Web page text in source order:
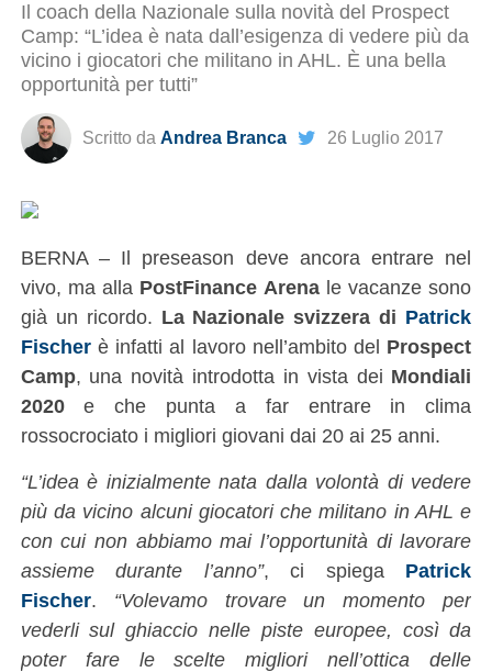
Il coach della Nazionale sulla novità del Prospect
Camp: “L’idea è nata dall’esigenza di vedere più da
vicino i giocatori che militano in AHL. È una bella
opportunità per tutti”
Scritto da Andrea Branca 26 Luglio 2017
BERNA – Il preseason deve ancora entrare nel
vivo, ma alla PostFinance Arenale vacanze sono
già un ricordo. La Nazionale svizzera di Patrick
Fischerè infatti al lavoro nell’ambito del Prospect
Camp, una novità introdotta in vista dei Mondiali
2020e che punta a far entrare in clima
rossocrociato i migliori giovani dai 20 ai 25 anni.
“L’idea è inizialmente nata dalla volontà di vedere
più da vicino alcuni giocatori che militano in AHL e
con cui non abbiamo mai l’opportunità di lavorare
assieme durante l’anno”, ci spiega Patrick
Fischer. “Volevamo trovare un momento per
vederli sul ghiaccio nelle piste europee, così da
poter fare le scelte migliori nell’ottica delle